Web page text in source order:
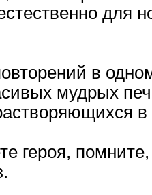
для
в
мудрых
героя,